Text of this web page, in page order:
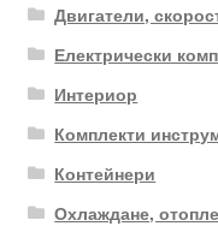
Двигатели,
Електрически
Интериор
Комплекти
Контейнери
Охлаждане,